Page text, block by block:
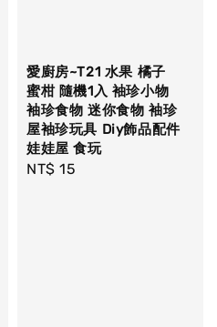
愛廚房~T21 水果 橘子
蜜柑 隨機1入 袖珍小物
袖珍食物 迷你食物 袖珍
屋袖珍玩具 Diy飾品配件
娃娃屋 食玩
Regular
NT$ 15